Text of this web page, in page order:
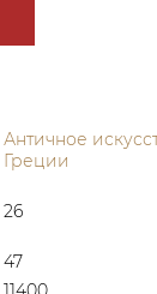
Античное
Греции
26
47